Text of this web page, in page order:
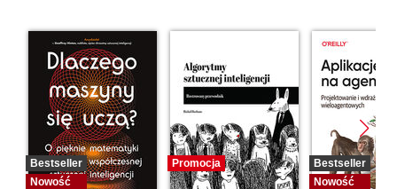
Bestseller
Nowość
Promocja
Bestseller
Nowość